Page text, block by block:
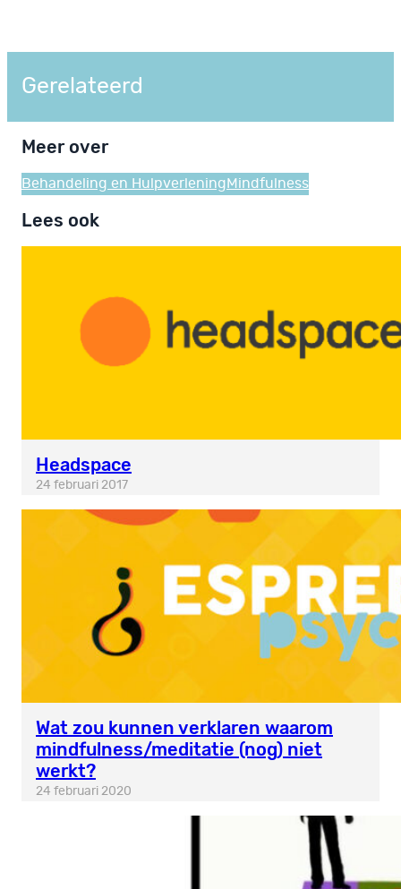
Gerelateerd
Meer over
Behandeling en Hulpverlening Mindfulness
Lees ook
Headspace
24 februari 2017
Wat zou kunnen verklaren waarom
mindfulness/meditatie (nog) niet
werkt?
24 februari 2020